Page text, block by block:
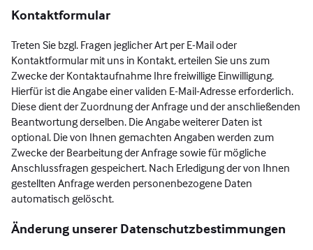
Kontaktformular
Treten Sie bzgl. Fragen jeglicher Art per E-Mail oder
Kontaktformular mit uns in Kontakt, erteilen Sie uns zum
Zwecke der Kontaktaufnahme Ihre freiwillige Einwilligung.
Hierfür ist die Angabe einer validen E-Mail-Adresse erforderlich.
Diese dient der Zuordnung der Anfrage und der anschließenden
Beantwortung derselben. Die Angabe weiterer Daten ist
optional. Die von Ihnen gemachten Angaben werden zum
Zwecke der Bearbeitung der Anfrage sowie für mögliche
Anschlussfragen gespeichert. Nach Erledigung der von Ihnen
gestellten Anfrage werden personenbezogene Daten
automatisch gelöscht.
Änderung unserer Datenschutzbestimmungen